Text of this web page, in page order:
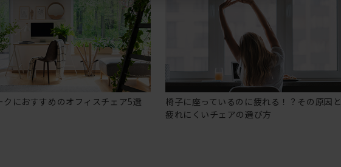
クにおすすめのオフィスチェア5選
椅子に座っているのに疲れる！？その原因と
疲れにくいチェアの選び方